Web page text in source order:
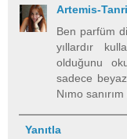
Artemis-
Ben parfüm
yıllardır
olduğunu
sadece
Nımo
Yanıtla